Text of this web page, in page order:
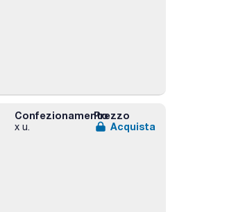
Confezionamento
x u.
Prezzo
Acquista